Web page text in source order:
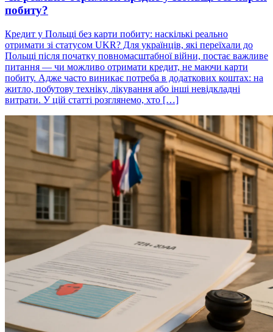
побиту?
Кредит у Польщі без карти побиту: наскількі реально
отримати зі статусом UKR? Для українців, які переїхали до
Польщі після початку повномасштабної війни, постає важливе
питання — чи можливо отримати кредит, не маючи карти
побиту. Адже часто виникає потреба в додаткових коштах: на
житло, побутову техніку, лікування або інші невідкладні
витрати. У цій статті розглянемо, хто […]